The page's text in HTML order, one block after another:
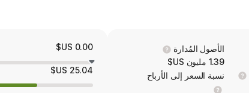
الأصول المُدارة
1.39 مليون US$
نسبة السعر إلى الأرباح
0.00 US$
25.04 US$